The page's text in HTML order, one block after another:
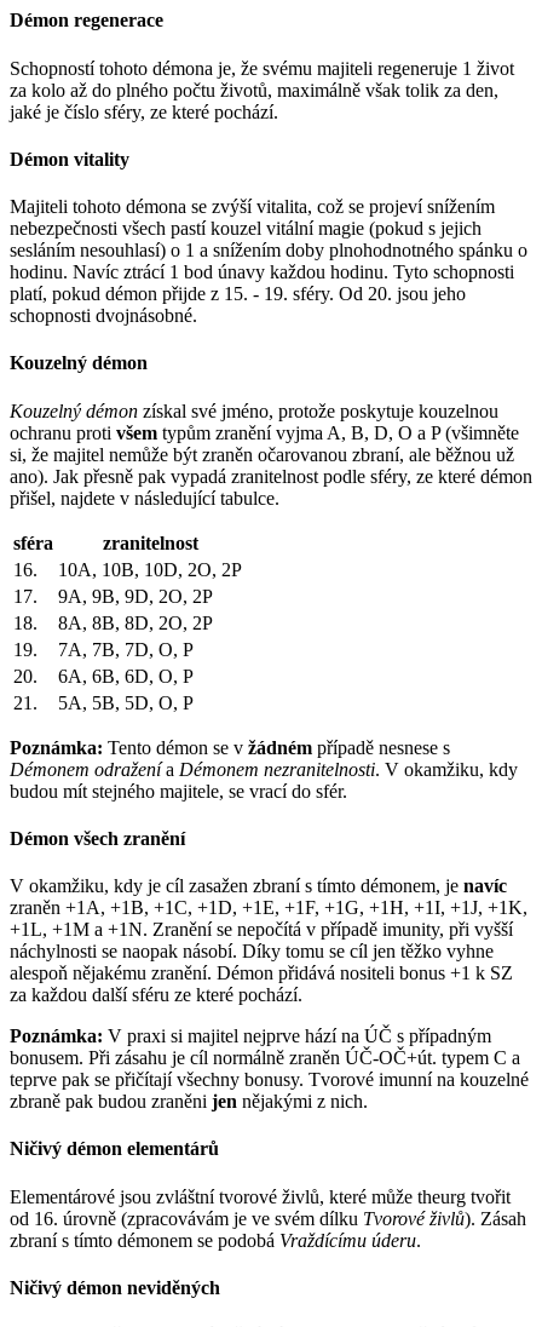
Démon regenerace
Schopností tohoto démona je, že svému majiteli regeneruje 1 život
za kolo až do plného počtu životů, maximálně však tolik za den,
jaké je číslo sféry, ze které pochází.
Démon vitality
Majiteli tohoto démona se zvýší vitalita, což se projeví snížením
nebezpečnosti všech pastí kouzel vitální magie (pokud s jejich
sesláním nesouhlasí) o 1 a snížením doby plnohodnotného spánku o
hodinu. Navíc ztrácí 1 bod únavy každou hodinu. Tyto schopnosti
platí, pokud démon přijde z 15. - 19. sféry. Od 20. jsou jeho
schopnosti dvojnásobné.
Kouzelný démon
Kouzelný démon získal své jméno, protože poskytuje kouzelnou
ochranu proti všem typům zranění vyjma A, B, D, O a P (všimněte
si, že majitel nemůže být zraněn očarovanou zbraní, ale běžnou už
ano). Jak přesně pak vypadá zranitelnost podle sféry, ze které démon
přišel, najdete v následující tabulce.
sféra
zranitelnost
16.
10A, 10B, 10D, 2O, 2P
17.
9A, 9B, 9D, 2O, 2P
18.
8A, 8B, 8D, 2O, 2P
19.
7A, 7B, 7D, O, P
20.
6A, 6B, 6D, O, P
21.
5A, 5B, 5D, O, P
Poznámka: Tento démon se v žádném případě nesnese s
Démonem odraženía Démonem nezranitelnosti. V okamžiku, kdy
budou mít stejného majitele, se vrací do sfér.
Démon všech zranění
V okamžiku, kdy je cíl zasažen zbraní s tímto démonem, je navíc
zraněn +1A, +1B, +1C, +1D, +1E, +1F, +1G, +1H, +1I, +1J, +1K,
+1L, +1M a +1N. Zranění se nepočítá v případě imunity, při vyšší
náchylnosti se naopak násobí. Díky tomu se cíl jen těžko vyhne
alespoň nějakému zranění. Démon přidává nositeli bonus +1 k SZ
za každou další sféru ze které pochází.
Poznámka: V praxi si majitel nejprve hází na ÚČ s případným
bonusem. Při zásahu je cíl normálně zraněn ÚČ-OČ+út. typem C a
teprve pak se přičítají všechny bonusy. Tvorové imunní na kouzelné
zbraně pak budou zraněni jen nějakými z nich.
Ničivý démon elementárů
Elementárové jsou zvláštní tvorové živlů, které může theurg tvořit
od 16. úrovně (zpracovávám je ve svém dílku Tvorové živlů). Zásah
zbraní s tímto démonem se podobá Vraždícímu úderu.
Ničivý démon neviděných